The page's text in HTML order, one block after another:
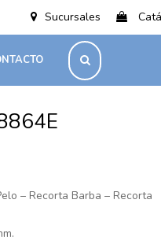
Sucursales
– Recorta Barba – Recorta